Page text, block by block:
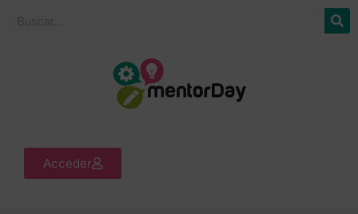
Acceder